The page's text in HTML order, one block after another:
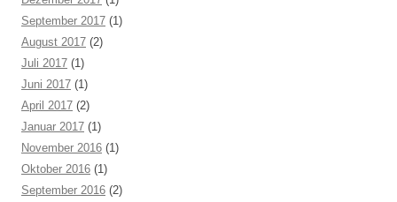
September 2017 (1)
August 2017 (2)
Juli 2017 (1)
Juni 2017 (1)
April 2017 (2)
Januar 2017 (1)
November 2016 (1)
Oktober 2016 (1)
September 2016 (2)